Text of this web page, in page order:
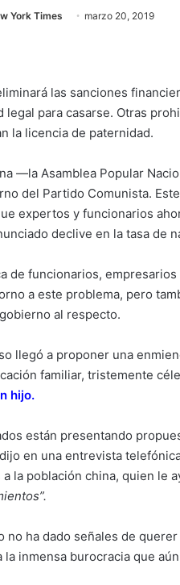
York Times marzo 20, 2019
las sanciones
legal para casarse. Otras
la licencia de paternidad.
—la Asamblea Popular
del Partido Comunista.
expertos y funcionarios
declive en la tasa de
de funcionarios,
a este problema, pero
al respecto.
llegó a proponer una
familiar, tristemente
hijo.
están presentando
en una entrevista
la población china, quien le
no ha dado señales de
inmensa burocracia que